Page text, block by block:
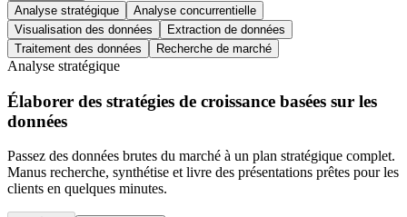
Analyse stratégique
Analyse concurrentielle
Visualisation des données
Extraction de données
Traitement des données
Recherche de marché
Analyse stratégique
Élaborer des stratégies de croissance basées sur les
données
Passez des données brutes du marché à un plan stratégique complet.
Manus recherche, synthétise et livre des présentations prêtes pour les
clients en quelques minutes.